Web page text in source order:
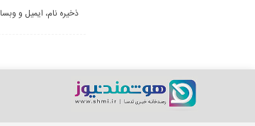
ذخیره نام، ایمیل و